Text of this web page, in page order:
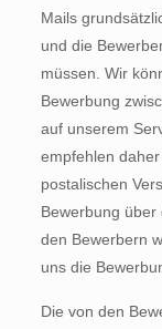
Mails
und die
müssen. Wir
Bewerbung
auf unserem
empfehlen
postalischen
Bewerbung
den Bewerbern
uns die
Die von den